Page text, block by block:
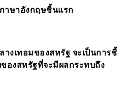
าษาอังกฤษชิ้นแรก
างเทอมของสหรัฐ จะเป็นการชี้
องสหรัฐที่จะมีผลกระทบถึง